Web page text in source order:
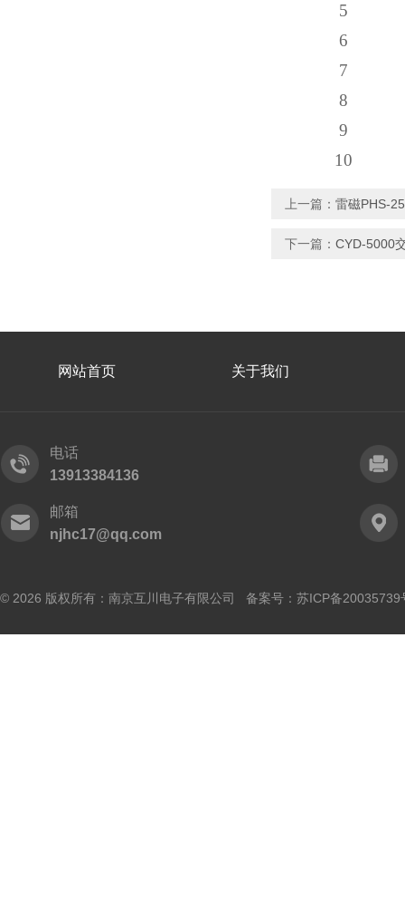
5
6
7
8
9
10
上一篇： 雷磁PHS-
下一篇： CYD-5000
网站首页 关于我们
电话
13913384136
邮箱
njhc17@qq.com
© 2026 版权所有：南京互川电子有限公司 备案号： 苏ICP备20035739